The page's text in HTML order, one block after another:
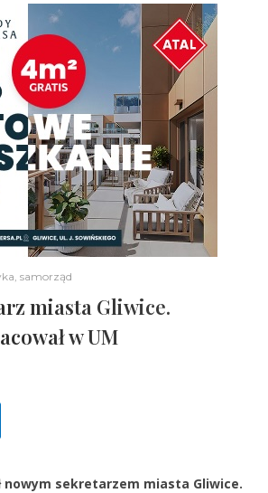
samorząd
miasta Gliwice.
w UM
nowym sekretarzem miasta Gliwice.